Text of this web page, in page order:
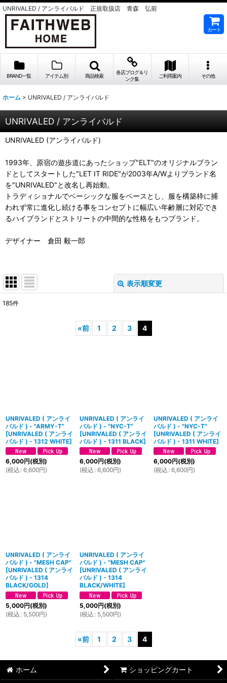
UNRIVALED / アンライバルド 正規取扱店 青森 弘前
カート
BRAND一覧 アイテム別 商品検索
各店ブログ＆リ
ンク集
ご利用案内 その他
ホーム > UNRIVALED / アンライバルド
UNRIVALED / アンライバルド
UNRIVALED (アンライバルド)
1993年、原宿の遊歩道にあったショップ"ELT"のオリジナルブラン
ドとしてスタートした"LET IT RIDE"が2003年A/Wよりブランド名
を"UNRIVALED"と改名し再始動。
トラディショナルでベーシックな服をベースとし、服を構築枠に捕
われず常に進化し続ける事をコンセプトに幅広い年齢層に対応でき
るハイブランドとストリートの中間的な性格をもつブランド。
デザイナー 倉田 毅一郎
表示順変更
185件
«前 1 2 3 4
UNRIVALED ( アンライ
バルド ) - "ARMY-T"
[UNRIVALED ( アンライ
バルド ) - 1312 WHITE]
6,000円(税別)
(税込 : 6,600円)
UNRIVALED ( アンライ
バルド ) - "NYC-T"
[UNRIVALED ( アンライ
バルド ) - 1311 BLACK]
6,000円(税別)
(税込 : 6,600円)
UNRIVALED ( アンライ
バルド ) - "NYC-T"
[UNRIVALED ( アンライ
バルド ) - 1311 WHITE]
6,000円(税別)
(税込 : 6,600円)
UNRIVALED ( アンライ
バルド ) - "MESH CAP"
[UNRIVALED ( アンライ
バルド ) - 1314
BLACK/GOLD]
5,000円(税別)
(税込 : 5,500円)
UNRIVALED ( アンライ
バルド ) - "MESH CAP"
[UNRIVALED ( アンライ
バルド ) - 1314
BLACK/WHITE]
5,000円(税別)
(税込 : 5,500円)
«前 1 2 3 4
ホーム ショッピングカート